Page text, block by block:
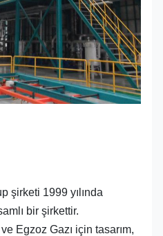
şirketi 1999 yılında
bir şirkettir.
Egzoz Gazı için tasarım,